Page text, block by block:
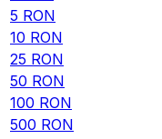
5 RON
10 RON
25 RON
50 RON
100 RON
500 RON